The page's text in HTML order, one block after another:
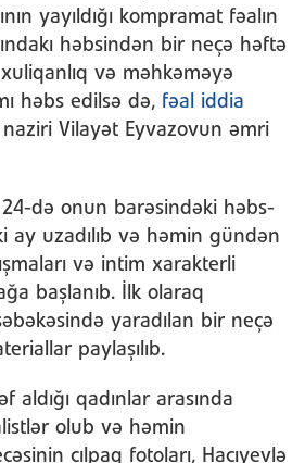
yayıldığı kompramat fəalın
həbsindən bir neçə həftə
və məhkəməyə
həbs edilsə də, fəal iddia
naziri Vilayət Eyvazovun əmri
də onun barəsindəki həbs-
ay uzadılıb və həmin gündən
və intim xarakterli
başlanıb. İlk olaraq
yaradılan bir neçə
paylaşılıb.
aldığı qadınlar arasında
olub və həmin
çılpaq fotoları, Hacıyevlə